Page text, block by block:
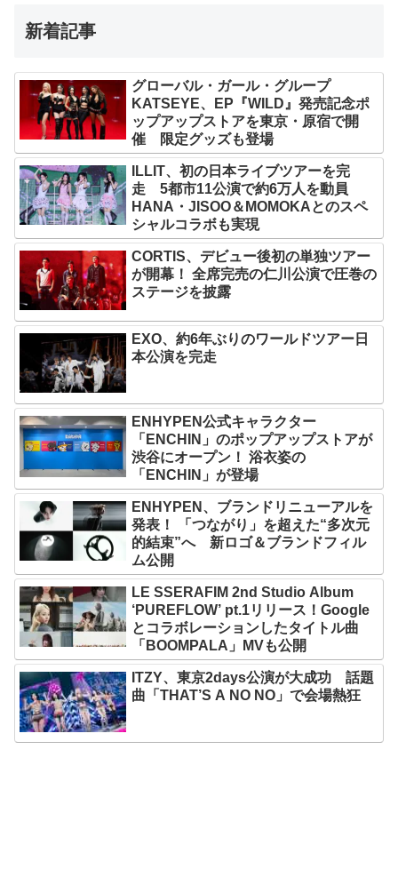
新着記事
グローバル・ガール・グループ
KATSEYE、EP『WILD』発売記念ポ
ップアップストアを東京・原宿で開
催 限定グッズも登場
ILLIT、初の日本ライブツアーを完
走 5都市11公演で約6万人を動員
HANA・JISOO＆MOMOKAとのスペ
シャルコラボも実現
CORTIS、デビュー後初の単独ツアー
が開幕！ 全席完売の仁川公演で圧巻の
ステージを披露
EXO、約6年ぶりのワールドツアー日
本公演を完走
ENHYPEN公式キャラクター
「ENCHIN」のポップアップストアが
渋谷にオープン！ 浴衣姿の
「ENCHIN」が登場
ENHYPEN、ブランドリニューアルを
発表！ 「つながり」を超えた“多次元
的結束”へ 新ロゴ＆ブランドフィル
ム公開
LE SSERAFIM 2nd Studio Album
‘PUREFLOW’ pt.1リリース！Google
とコラボレーションしたタイトル曲
「BOOMPALA」MVも公開
ITZY、東京2days公演が大成功 話題
曲「THAT’S A NO NO」で会場熱狂